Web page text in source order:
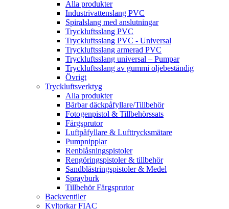
Alla produkter
Industrivattenslang PVC
Spiralslang med anslutningar
Tryckluftsslang PVC
Tryckluftsslang PVC - Universal
Tryckluftsslang armerad PVC
Tryckluftsslang universal – Pumpar
Tryckluftsslang av gummi oljebeständig
Övrigt
Tryckluftsverktyg
Alla produkter
Bärbar däckpåfyllare/Tillbehör
Fotogenpistol & Tillbehörssats
Färgsprutor
Luftpåfyllare & Lufttrycksmätare
Pumpnipplar
Renblåsningspistoler
Rengöringspistoler & tillbehör
Sandblästringspistoler & Medel
Sprayburk
Tillbehör Färgsprutor
Backventiler
Kyltorkar FIAC